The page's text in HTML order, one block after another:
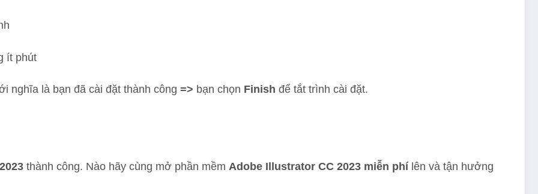
ít phút
nghĩa là bạn đã cài đặt thành công => bạn chọn Finish để tắt trình cài đặt.
thành công. Nào hãy cùng mở phần mềm Adobe Illustrator CC 2023 miễn phílên và tận hưởng